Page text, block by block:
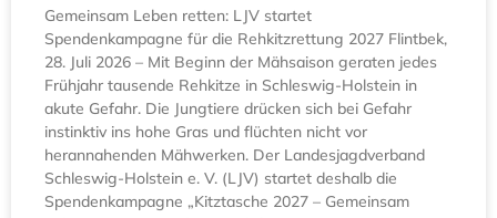
Gemeinsam Leben retten: LJV startet
Spendenkampagne für die Rehkitzrettung 2027 Flintbek,
28. Juli 2026 – Mit Beginn der Mähsaison geraten jedes
Frühjahr tausende Rehkitze in Schleswig-Holstein in
akute Gefahr. Die Jungtiere drücken sich bei Gefahr
instinktiv ins hohe Gras und flüchten nicht vor
herannahenden Mähwerken. Der Landesjagdverband
Schleswig-Holstein e. V. (LJV) startet deshalb die
Spendenkampagne „Kitztasche 2027 – Gemeinsam